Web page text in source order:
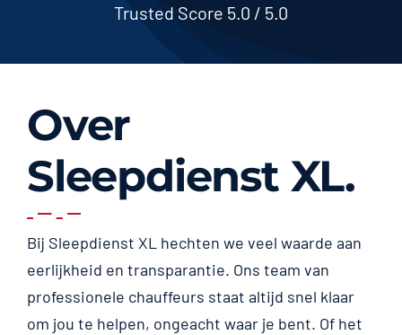
Trusted Score 5.0 / 5.0
Over
Sleepdienst XL.
Bij Sleepdienst XL hechten we veel waarde aan
eerlijkheid en transparantie. Ons team van
professionele chauffeurs staat altijd snel klaar
om jou te helpen, ongeacht waar je bent. Of het